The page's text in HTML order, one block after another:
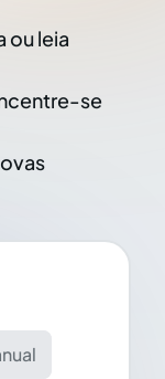
ou leia
se